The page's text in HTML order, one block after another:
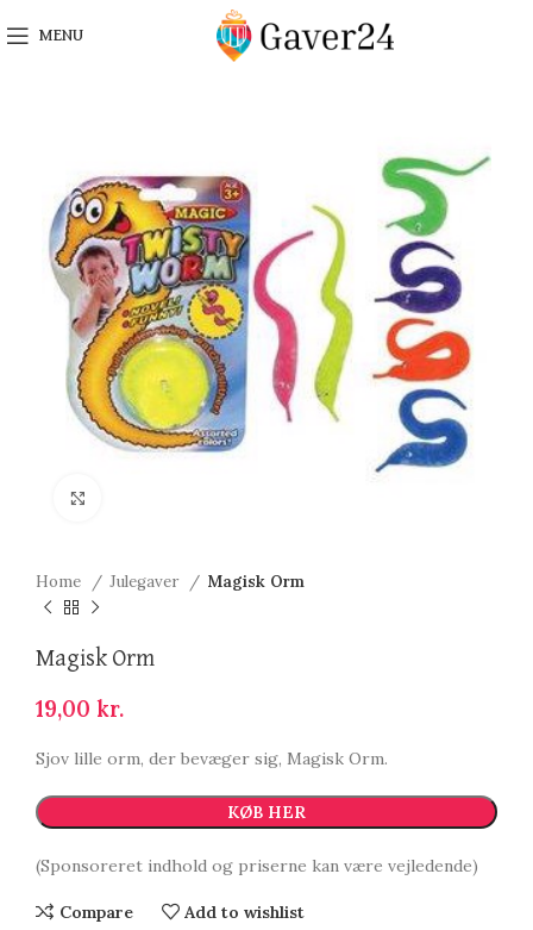
MENU
Home Julegaver Magisk Orm
Magisk Orm
19,00 kr.
Sjov lille orm, der bevæger sig, Magisk Orm.
KØB HER
(Sponsoreret indhold og priserne kan være vejledende)
Compare Add to wishlist